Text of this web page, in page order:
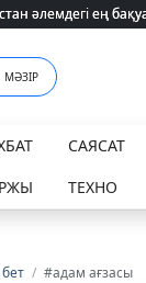
әлемдегі ең
әлемдегі ең
МӘЗІР
САЯСАТ
ТЕХНО
/ #адам ағзасы